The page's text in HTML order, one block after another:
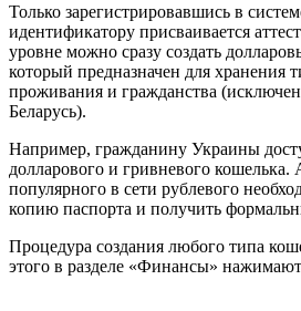
Только зарегистрировавшись в
идентификатору присваивается
уровне можно сразу создать
который предназначен для хранения
проживания и гражданства
Беларусь).
Например, гражданину Украины
долларового и гривневого кошелька.
популярного в сети рублевого
копию паспорта и получить
Процедура создания любого типа
этого в разделе «Финансы»